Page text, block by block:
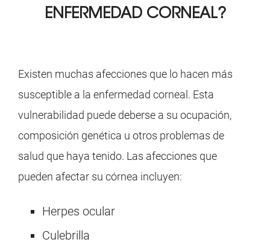
ENFERMEDAD CORNEAL?
Existen muchas afecciones que lo hacen más
susceptible a la enfermedad corneal. Esta
vulnerabilidad puede deberse a su ocupación,
composición genética u otros problemas de
salud que haya tenido. Las afecciones que
pueden afectar su córnea incluyen:
Herpes ocular
Culebrilla